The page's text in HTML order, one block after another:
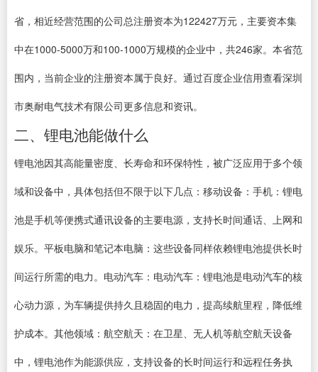
省，相近经营范围的公司总注册资本为122427万元，主要资本集
中在1000-5000万和100-1000万规模的企业中，共246家。本省范
围内，当前企业的注册资本属于良好。通过百度企业信用查看深圳
市奥耐电气技术有限公司更多信息和资讯。
二、锂电池能做什么
锂电池因其高能量密度、长寿命和环保特性，被广泛应用于多个领
域和设备中，具体包括但不限于以下几点：移动设备：手机：锂电
池是手机等便携式通讯设备的主要电源，支持长时间通话、上网和
娱乐。平板电脑和笔记本电脑：这些设备同样依赖锂电池提供长时
间运行所需的电力。电动汽车：电动汽车：锂电池是电动汽车的核
心动力源，为车辆提供持久且稳固的电力，提高续航里程，降低维
护成本。其他领域：航空航天：在卫星、无人机等航空航天设备
中，锂电池作为能源供应，支持设备的长时间运行和远程任务执